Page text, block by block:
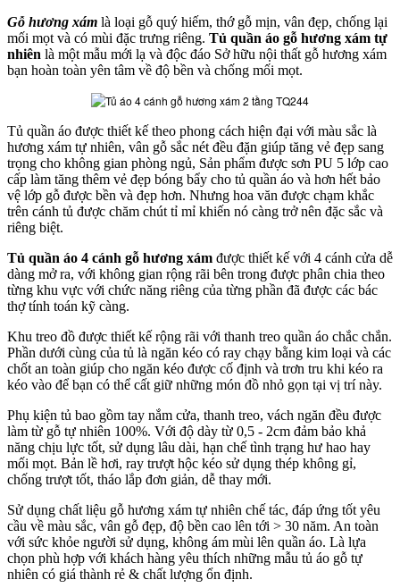
Gỗ hương xám là loại gỗ quý hiếm, thớ gỗ mịn, vân đẹp, chống lại
mối mọt và có mùi đặc trưng riêng. Tủ quần áo gỗ hương xám tự
nhiên là một mẫu mới lạ và độc đáo Sở hữu nội thất gỗ hương xám
bạn hoàn toàn yên tâm về độ bền và chống mối mọt.
Tủ quần áo được thiết kế theo phong cách hiện đại với màu sắc là
hương xám tự nhiên, vân gỗ sắc nét đều đặn giúp tăng vẻ đẹp sang
trọng cho không gian phòng ngủ, Sản phẩm được sơn PU 5 lớp cao
cấp làm tăng thêm vẻ đẹp bóng bẩy cho tủ quần áo và hơn hết bảo
vệ lớp gỗ được bền và đẹp hơn. Nhưng hoa văn được chạm khắc
trên cánh tủ được chăm chút tỉ mỉ khiến nó càng trở nên đặc sắc và
riêng biệt.
Tủ quần áo 4 cánh gỗ hương xám được thiết kế với 4 cánh cửa dễ
dàng mở ra, với không gian rộng rãi bên trong được phân chia theo
từng khu vực với chức năng riêng của từng phần đã được các bác
thợ tính toán kỹ càng.
Khu treo đồ được thiết kế rộng rãi với thanh treo quần áo chắc chắn.
Phần dưới cùng của tủ là ngăn kéo có ray chạy bằng kim loại và các
chốt an toàn giúp cho ngăn kéo được cố định và trơn tru khi kéo ra
kéo vào để bạn có thể cất giữ những món đồ nhỏ gọn tại vị trí này.
Phụ kiện tủ bao gồm tay nắm cửa, thanh treo, vách ngăn đều được
làm từ gỗ tự nhiên 100%. Với độ dày từ 0,5 - 2cm đảm bảo khả
năng chịu lực tốt, sử dụng lâu dài, hạn chế tình trạng hư hao hay
mối mọt. Bản lề hơi, ray trượt hộc kéo sử dụng thép không gỉ,
chống trượt tốt, tháo lắp đơn giản, dễ thay mới.
Sử dụng chất liệu gỗ hương xám tự nhiên chế tác, đáp ứng tốt yêu
cầu về màu sắc, vân gỗ đẹp, độ bền cao lên tới > 30 năm. An toàn
với sức khỏe người sử dụng, không ám mùi lên quần áo. Là lựa
chọn phù hợp với khách hàng yêu thích những mẫu tủ áo gỗ tự
nhiên có giá thành rẻ & chất lượng ổn định.